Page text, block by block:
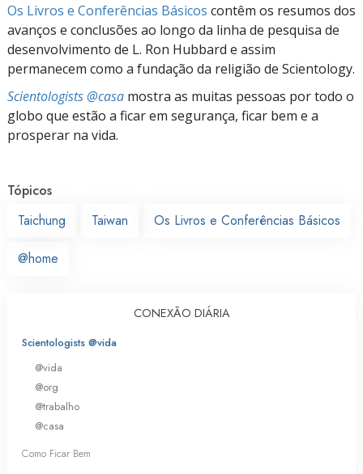
Os Livros e Conferências Básicos contêm os resumos dos
avanços e conclusões ao longo da linha de pesquisa de
desenvolvimento de L. Ron Hubbard e assim
permanecem como a fundação da religião de Scientology.
Scientologists @casa mostra as muitas pessoas por todo o
globo que estão a ficar em segurança, ficar bem e a
prosperar na vida.
Tópicos
Taichung
Taiwan Os Livros e Conferências Básicos
@home
CONEXÃO DIÁRIA
Scientologists @vida
@vida
@org
@trabalho
@casa
Como Ficar Bem